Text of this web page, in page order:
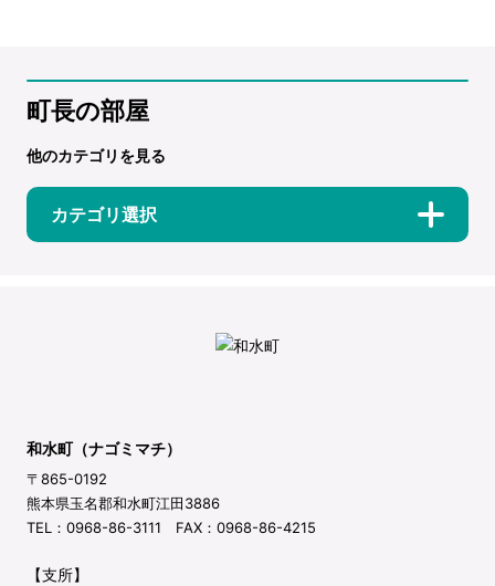
町長の部屋
他のカテゴリを見る
カテゴリ選択
和水町（ナゴミマチ）
〒865-0192
熊本県玉名郡和水町江田3886
TEL：0968-86-3111 FAX：0968-86-4215
【支所】